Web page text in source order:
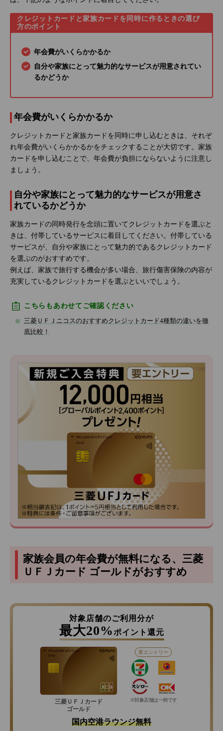
クレジットカードと家族カードを同時に作るときの選び
方のポイント
年会費がいくらかかるか
自分や家族にとって魅力的なサービスが用意されてい
るかどうか
年会費がいくらかかるか
クレジットカードと家族カードを同時に申し込むときは、それぞ
れ年会費がいくらかかるかをチェックすることが大切です。家族
カードを申し込むことで、年会費が負担にならないように注意し
ましょう。
自分や家族にとって魅力的なサービスが用意さ
れているかどうか
家族カードの同時発行を念頭に置いてクレジットカードを選ぶと
きは、付帯しているサービスに着目してください。付帯している
サービスが、自分や家族にとって魅力的であるクレジットカード
を選ぶのがおすすめです。
例えば、家族で旅行する機会が多い場合、旅行傷害保険の内容が
充実しているクレジットカードを選ぶといいでしょう。
こちらもあわせてご確認ください
三菱ＵＦＪニコスのおすすめクレジットカード4種類の違いを徹
底比較！
家族会員の年会費が無料になる、三菱
ＵＦＪカード ゴールドがおすすめ
対象店舗のご利用分が
最大20% ポイント還元
三菱ＵＦＪカード
ゴールド
要エントリー
※対象店舗は一例です
国内空港ラウンジ無料